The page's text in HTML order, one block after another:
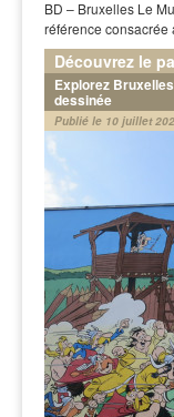
BD – Bruxelles Le
référence
Découvrez le
Explorez
dessinée
Publié le 10 juillet